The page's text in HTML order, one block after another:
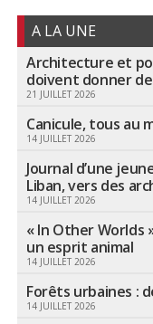
A LA UNE
Architecture et
doivent donner
21 JUILLET 2026
Canicule, tous au
14 JUILLET 2026
Journal d’une
Liban, vers des
14 JUILLET 2026
« In Other Worlds
un esprit animal
14 JUILLET 2026
Forêts urbaines :
14 JUILLET 2026